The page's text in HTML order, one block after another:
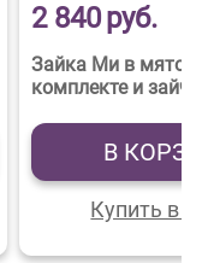
2 840руб.
Зайка Ми в мято-
комплекте и
В
Купить в 1